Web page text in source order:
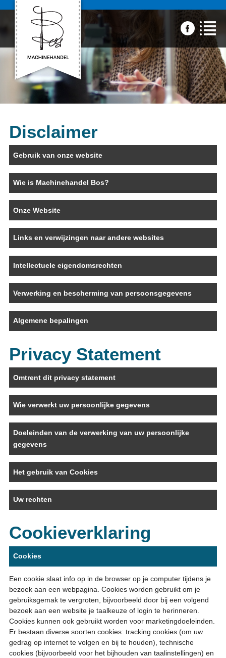
Disclaimer
Gebruik van onze website
Wie is Machinehandel Bos?
Onze Website
Links en verwijzingen naar andere websites
Intellectuele eigendomsrechten
Verwerking en bescherming van persoonsgegevens
Algemene bepalingen
Privacy Statement
Omtrent dit privacy statement
Wie verwerkt uw persoonlijke gegevens
Doeleinden van de verwerking van uw persoonlijke
gegevens
Het gebruik van Cookies
Uw rechten
Cookieverklaring
Cookies
Een cookie slaat info op in de browser op je computer tijdens je
bezoek aan een webpagina. Cookies worden gebruikt om je
gebruiksgemak te vergroten, bijvoorbeeld door bij een volgend
bezoek aan een website je taalkeuze of login te herinneren.
Cookies kunnen ook gebruikt worden voor marketingdoeleinden.
Er bestaan diverse soorten cookies: tracking cookies (om uw
gedrag op internet te volgen en bij te houden), technische
cookies (bijvoorbeeld voor het bijhouden van taalinstellingen) en